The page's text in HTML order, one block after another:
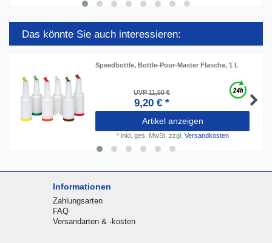
Das könnte Sie auch interessieren:
Speedbottle, Bottle-Pour-Master Flasche, 1 L
UVP 11,50 €
9,20 € *
Artikel anzeigen
* inkl. ges. MwSt. zzgl. Versandkosten
Informationen
Zahlungsarten
FAQ
Versandarten & -kosten